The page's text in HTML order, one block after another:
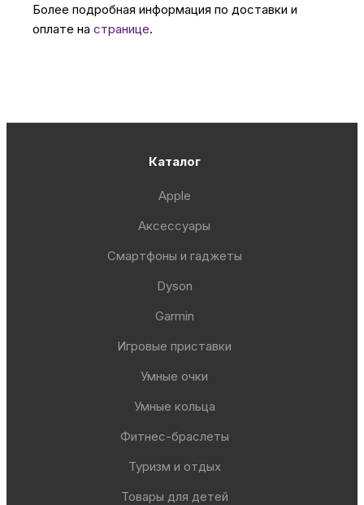
Более подробная информация по доставки и
оплате на странице.
Каталог
Apple
Аксессуары
Смартфоны и гаджеты
Dyson
Garmin
Игровые приставки
Умные очки
Умные кольца
Фитнес-браслеты
Туризм и отдых
Товары для детей